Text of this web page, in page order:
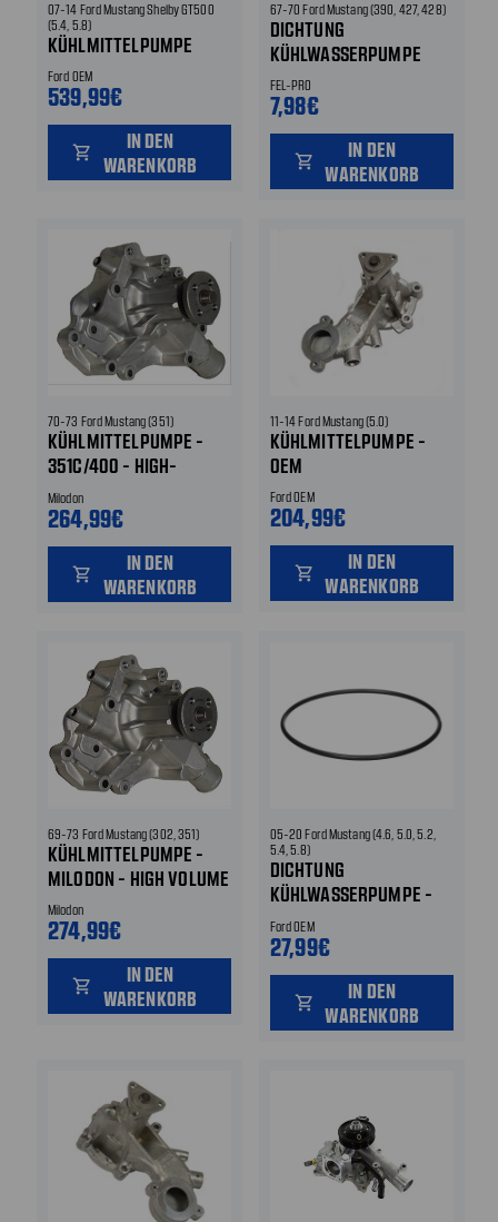
07-14 Ford Mustang Shelby GT500
(5.4, 5.8)
KÜHLMITTELPUMPE
Ford OEM
539,99€
shopping_cart
IN DEN
WARENKORB
67-70 Ford Mustang (390, 427, 428)
DICHTUNG
KÜHLWASSERPUMPE
FEL-PRO
7,98€
shopping_cart
IN DEN
WARENKORB
70-73 Ford Mustang (351)
KÜHLMITTELPUMPE -
351C/400 - HIGH-
VOLUME
Milodon
264,99€
shopping_cart
IN DEN
WARENKORB
11-14 Ford Mustang (5.0)
KÜHLMITTELPUMPE -
OEM
Ford OEM
204,99€
shopping_cart
IN DEN
WARENKORB
69-73 Ford Mustang (302, 351)
KÜHLMITTELPUMPE -
MILODON - HIGH VOLUME
Milodon
274,99€
shopping_cart
IN DEN
WARENKORB
05-20 Ford Mustang (4.6, 5.0, 5.2,
5.4, 5.8)
DICHTUNG
KÜHLWASSERPUMPE -
FORD OEM - 4MM
Ford OEM
27,99€
shopping_cart
IN DEN
WARENKORB